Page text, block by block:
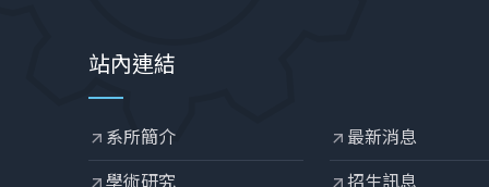
站內連結
arrow_outward 系所簡介 arrow_outward 最新消息
arrow_outward 學術研究 arrow_outward招生訊息